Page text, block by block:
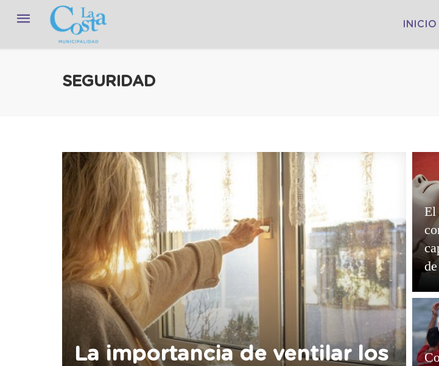
INICIO
SEGURIDAD
La importancia de ventilar los
El